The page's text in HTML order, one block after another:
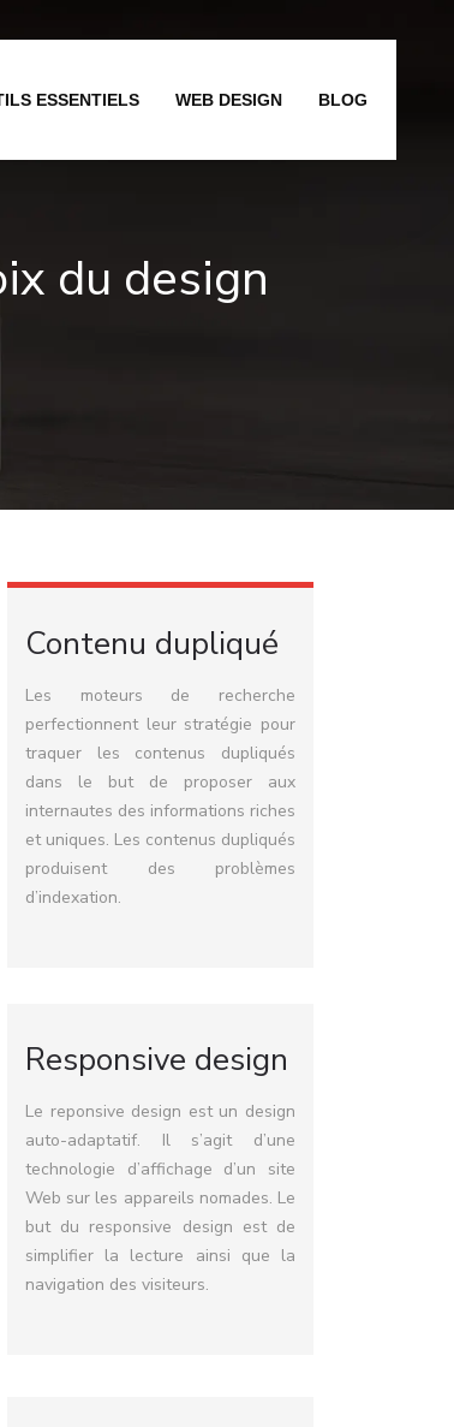
ESSENTIELS WEB DESIGN BLOG
du design
Contenu dupliqué
Les moteurs de recherche
perfectionnent leur stratégie pour
traquer les contenus dupliqués
dans le but de proposer aux
internautes des informations riches
et uniques. Les contenus dupliqués
produisent des problèmes
d’indexation.
Responsive design
Le reponsive design est un design
auto-adaptatif. Il s’agit d’une
technologie d’affichage d’un site
Web sur les appareils nomades. Le
but du responsive design est de
simplifier la lecture ainsi que la
navigation des visiteurs.